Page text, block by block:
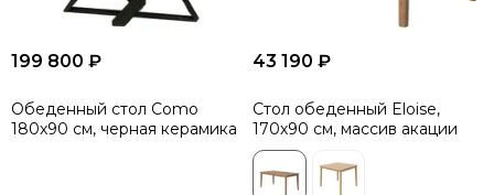
199 800 ₽
Обеденный стол Como
180х90 см, черная керамика
43 190 ₽
Стол обеденный Eloise,
170х90 см, массив акации